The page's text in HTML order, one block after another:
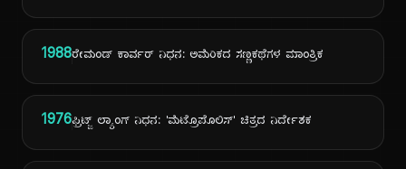
1988ರೇಮಂಡ್ ಕಾರ್ವರ್ ನಿಧನ: ಅಮೆರಿಕದ ಸಣ್ಣಕಥೆಗಳ ಮಾಂತ್ರಿಕ
1976ಫ್ರಿಟ್ಜ್ ಲ್ಯಾಂಗ್ ನಿಧನ: 'ಮೆಟ್ರೊಪೊಲಿಸ್' ಚಿತ್ರದ ನಿರ್ದೇಶಕ